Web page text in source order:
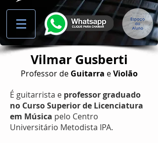
Vilmar Gusberti
Professor de Guitarra eViolão
É guitarrista e professor graduado
no Curso Superior de Licenciatura
em Música pelo Centro
Universitário Metodista IPA.